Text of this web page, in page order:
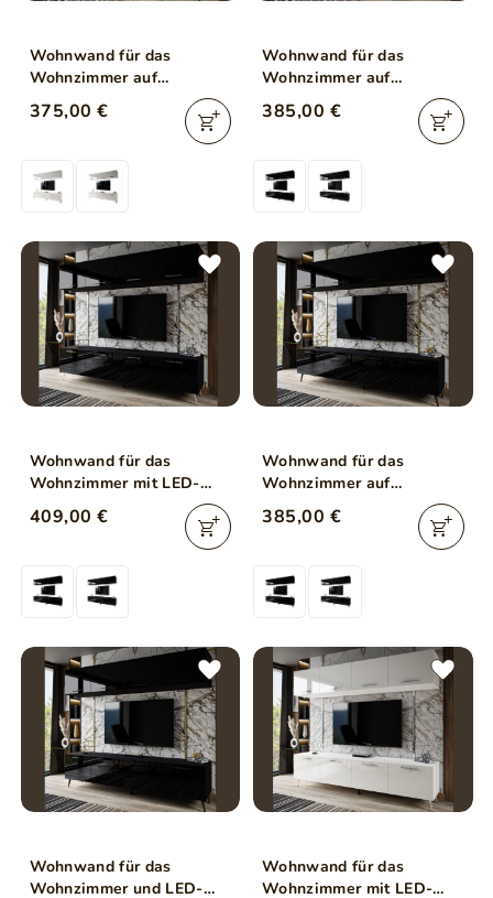
Wohnwand für das
Wohnzimmer auf
Schwarzen Metallbeinen
Noaé Weiß Hochglanz
375,00 €
Wohnwand für das
Wohnzimmer auf
Silbernen Metallbeinen
Noaé Schwarz Hochglanz
385,00 €
Wohnwand für das
Wohnzimmer mit LED-
Beleuchtung auf Silbernen
Metallbeinen Schwarz
409,00 €
Wohnwand für das
Wohnzimmer auf
Schwarzen Metallbeinen
Noaé Schwarz Hochglanz
385,00 €
Wohnwand für das
Wohnzimmer und LED-
Wohnwand für das
Wohnzimmer mit LED-